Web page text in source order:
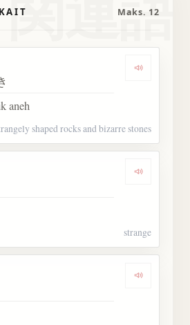
Maks. 12
aneh
shaped rocks and bizarre stones
Dengarkan
strange
Dengarkan